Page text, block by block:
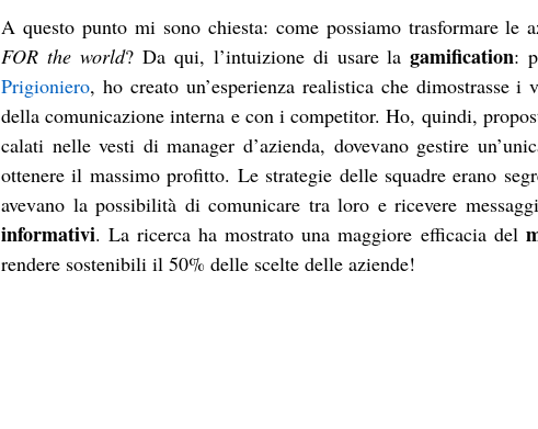
A questo punto mi sono chiesta: come possiamo trasformare le
FOR the world? Da qui, l’intuizione di usare la gamification:
Prigioniero, ho creato un’esperienza realistica che dimostrasse i
della comunicazione interna e con i competitor. Ho, quindi,
calati nelle vesti di manager d’azienda, dovevano gestire
ottenere il massimo profitto. Le strategie delle squadre erano
avevano la possibilità di comunicare tra loro e ricevere
informativi. La ricerca ha mostrato una maggiore efficacia del
rendere sostenibili il 50% delle scelte delle aziende!